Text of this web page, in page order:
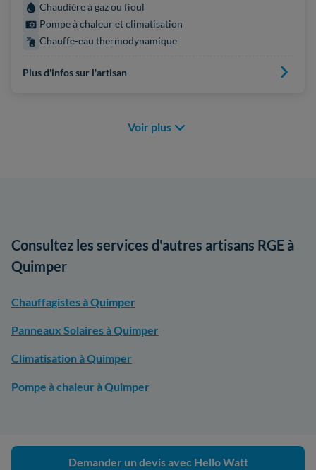
Chaudière à gaz ou fioul
Pompe à chaleur et climatisation
Chauffe-eau thermodynamique
Plus d'infos sur l'artisan
Voir plus
Consultez les services d'autres artisans RGE à
Quimper
Chauffagistes à Quimper
Panneaux Solaires à Quimper
Climatisation à Quimper
Pompe à chaleur à Quimper
Demander un devis avec Hello Watt